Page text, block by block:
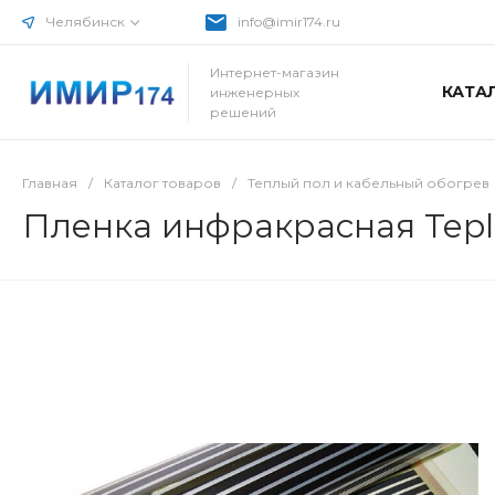
Челябинск info@imir174.ru
Интернет-магазин
инженерных
решений
Главная / Каталог товаров / Теплый пол и кабельный обогрев
Пленка инфракрасная